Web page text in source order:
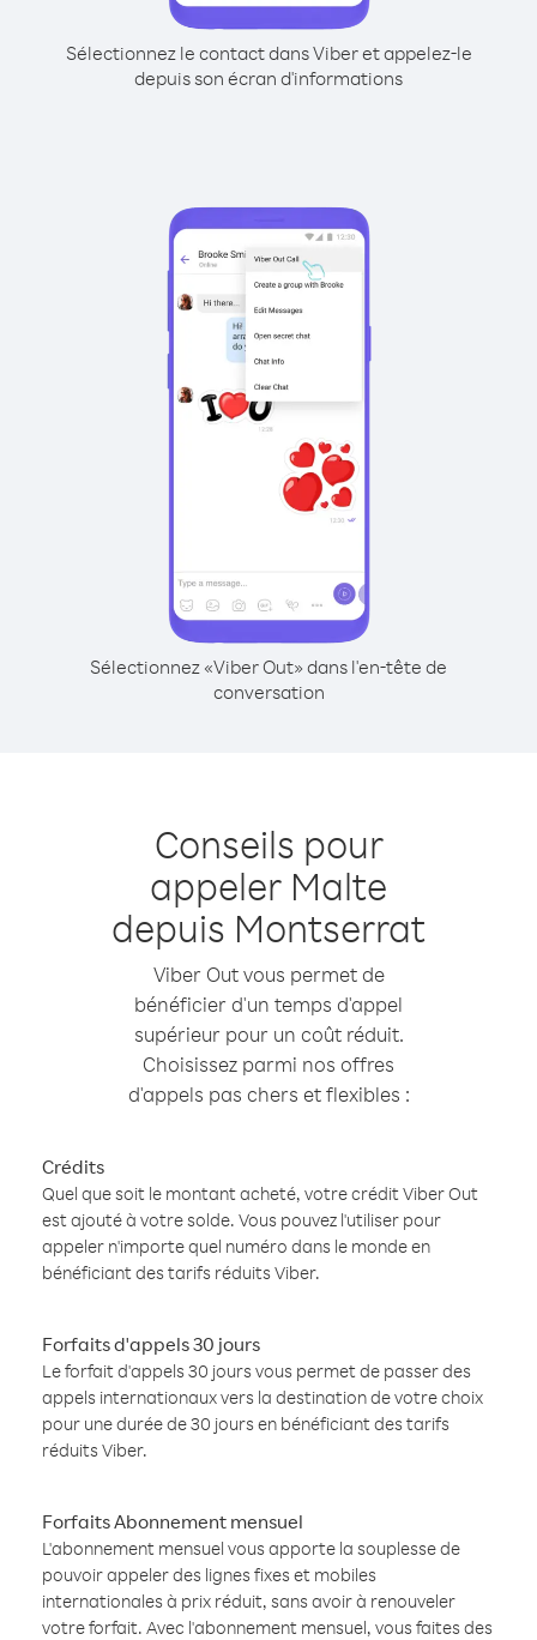
Sélectionnez le contact dans Viber et appelez-le
depuis son écran d'informations
Sélectionnez «Viber Out» dans l'en-tête de
conversation
Conseils pour
appeler Malte
depuis Montserrat
Viber Out vous permet de
bénéficier d'un temps d'appel
supérieur pour un coût réduit.
Choisissez parmi nos offres
d'appels pas chers et flexibles :
Crédits
Quel que soit le montant acheté, votre crédit Viber Out
est ajouté à votre solde. Vous pouvez l'utiliser pour
appeler n'importe quel numéro dans le monde en
bénéficiant des tarifs réduits Viber.
Forfaits d'appels 30 jours
Le forfait d'appels 30 jours vous permet de passer des
appels internationaux vers la destination de votre choix
pour une durée de 30 jours en bénéficiant des tarifs
réduits Viber.
Forfaits Abonnement mensuel
L'abonnement mensuel vous apporte la souplesse de
pouvoir appeler des lignes fixes et mobiles
internationales à prix réduit, sans avoir à renouveler
votre forfait. Avec l'abonnement mensuel, vous faites des